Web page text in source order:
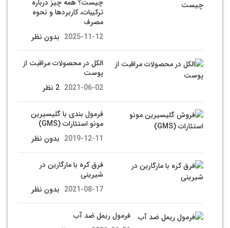
چیست؟ همه چیز درباره
ترکیبات، کاربردها و نحوه
مصرف
2025-11-12 بدون نظر
الکل در محصولات مراقبت از
پوست
2021-06-02 2 نظر
فرمول بندی با گلیسیرین
مونو استئارات (GMS)
2019-12-11 بدون نظر
فرق کره با مارگارین در
شیرینی
2021-08-17 بدون نظر
فرمول ریمل ضد آب